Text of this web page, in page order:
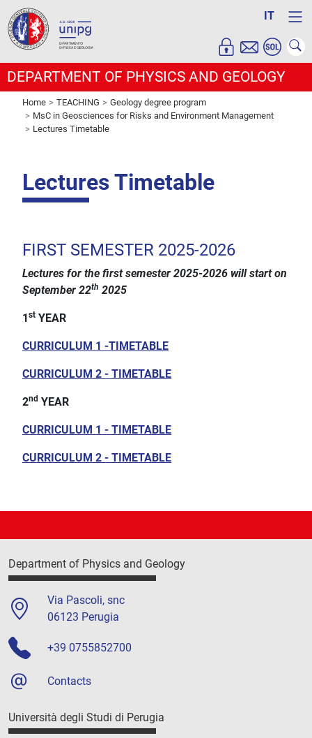
IT
DEPARTMENT OF PHYSICS AND GEOLOGY
Home TEACHING
Geology degree program
MsC in Geosciences for Risks and Environment Management
Lectures Timetable
Lectures Timetable
FIRST SEMESTER 2025-2026
Lectures for the first semester 2025-2026 will start on
September 22th 2025
1 st YEAR
CURRICULUM 1 -TIMETABLE
CURRICULUM 2 - TIMETABLE
2nd YEAR
CURRICULUM 1 - TIMETABLE
CURRICULUM 2 - TIMETABLE
Department of Physics and Geology
Via Pascoli, snc
06123 Perugia
+39 0755852700
Contacts
Università degli Studi di Perugia